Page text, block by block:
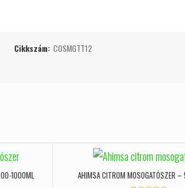
Cikkszám: COSMGTT12
1000ML AHIMSA CITROM MOSOGATÓSZER